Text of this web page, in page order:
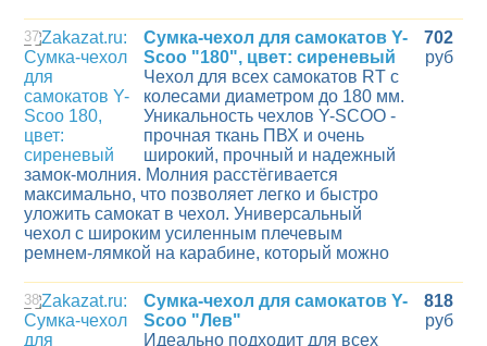
37
Сумка-чехол для самокатов Y-
Scoo "180", цвет: сиреневый
Чехол для всех самокатов RT с
колесами диаметром до 180 мм.
Уникальность чехлов Y-SCOO -
прочная ткань ПВХ и очень
широкий, прочный и надежный
замок-молния. Молния расстёгивается
максимально, что позволяет легко и быстро
уложить самокат в чехол. Универсальный
чехол с широким усиленным плечевым
ремнем-лямкой на карабине, который можно
702
руб
38
Сумка-чехол для самокатов Y-
Scoo "Лев"
Идеально подходит для всех
818
руб